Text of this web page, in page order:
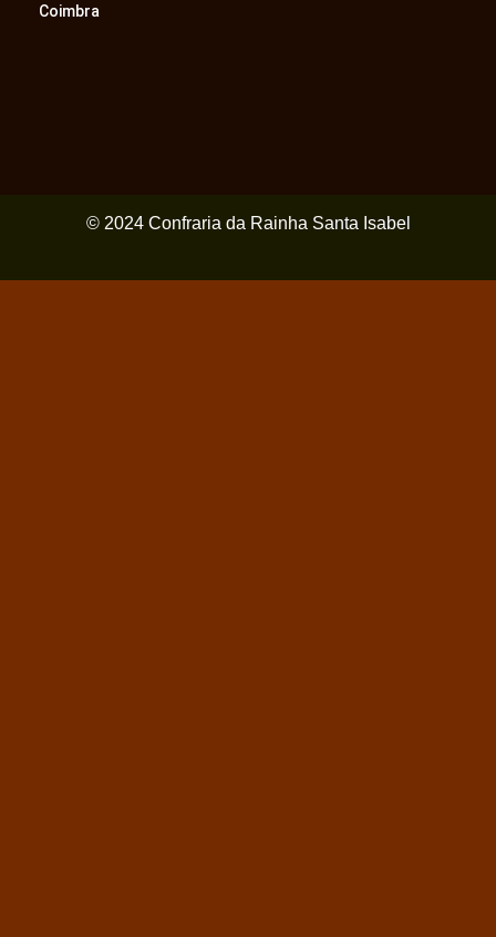
Coimbra
© 2024 Confraria da Rainha Santa Isabel